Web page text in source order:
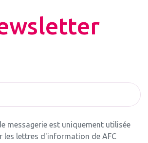
messagerie est uniquement utilisée
les lettres d'information de AFC